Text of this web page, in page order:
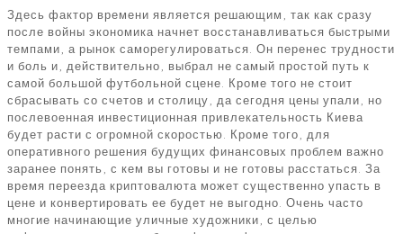
Здесь фактор времени является решающим, так как сразу
после войны экономика начнет восстанавливаться быстрыми
темпами, а рынок саморегулироваться. Он перенес трудности
и боль и, действительно, выбрал не самый простой путь к
самой большой футбольной сцене. Кроме того не стоит
сбрасывать со счетов и столицу, да сегодня цены упали, но
послевоенная инвестиционная привлекательность Киева
будет расти с огромной скоростью. Кроме того, для
оперативного решения будущих финансовых проблем важно
заранее понять, с кем вы готовы и не готовы расстаться. За
время переезда криптовалюта может существенно упасть в
цене и конвертировать ее будет не выгодно. Очень часто
многие начинающие уличные художники, с целью